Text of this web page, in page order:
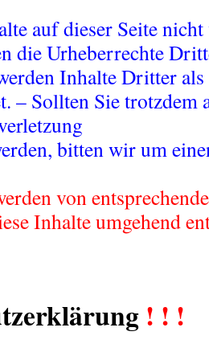
auf dieser Seite
die Urheberrechte
Inhalte Dritter als
– Sollten Sie trotzdem
bitten wir um
von
Inhalte umgehend
! ! !